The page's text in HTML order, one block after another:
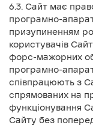
6.3. Сайт має
програмно-
призупиненням
користувачів
форс-мажорних
програмно-
співпрацюють з
спрямованих на
функціонування
Сайту без